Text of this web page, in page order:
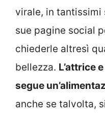
virale, in tantissimi
sue pagine social
chiederle altresì
bellezza. L’attrice
segue
anche se talvolta,